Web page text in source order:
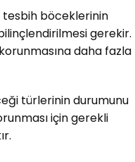
tesbih böceklerinin
gerekir.
daha fazla
türlerinin durumunu
için gerekli